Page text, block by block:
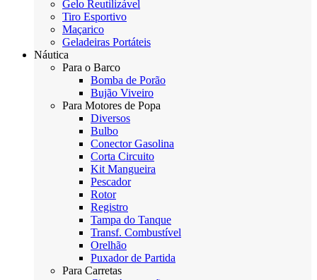
Gelo Reutilizável
Tiro Esportivo
Maçarico
Geladeiras Portáteis
Náutica
Para o Barco
Bomba de Porão
Bujão Viveiro
Para Motores de Popa
Diversos
Bulbo
Conector Gasolina
Corta Circuito
Kit Mangueira
Pescador
Rotor
Registro
Tampa do Tanque
Transf. Combustível
Orelhão
Puxador de Partida
Para Carretas